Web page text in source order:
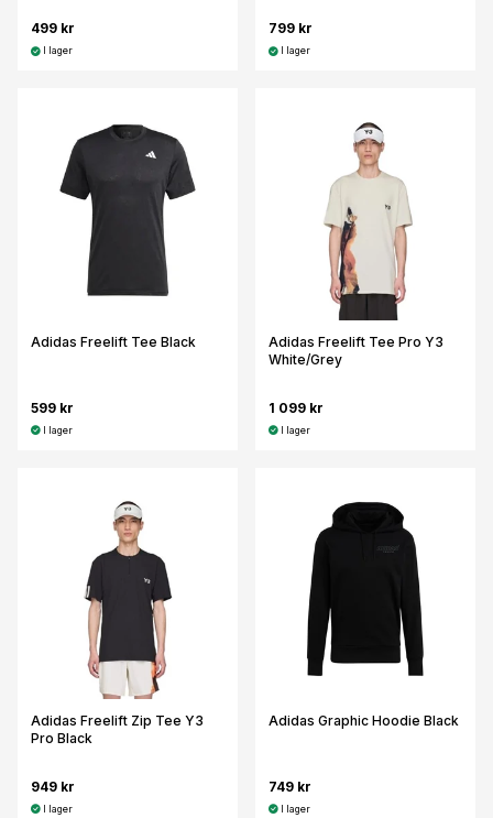
499 kr
I lager
799 kr
I lager
Adidas Freelift Tee Black
599 kr
I lager
Adidas Freelift Tee Pro Y3
White/Grey
1 099 kr
I lager
Adidas Freelift Zip Tee Y3
Pro Black
949 kr
I lager
Adidas Graphic Hoodie Black
749 kr
I lager